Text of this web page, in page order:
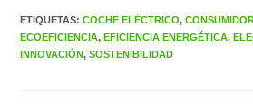
ETIQUETAS:COCHE ELÉCTRICO,
ECOEFICIENCIA, EFICIENCIA ENERGÉTICA,
INNOVACIÓN, SOSTENIBILIDAD